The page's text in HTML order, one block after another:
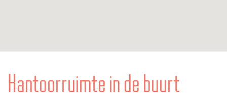
Kantoorruimte in de buurt